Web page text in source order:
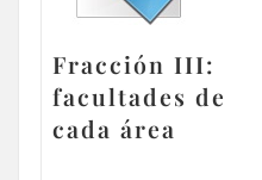
Fracción III:
facultades de
cada área